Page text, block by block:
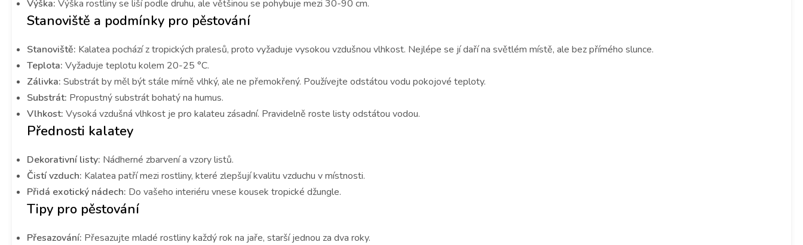
Výška: Výška rostliny se liší podle druhu, ale většinou se pohybuje mezi 30-90 cm.
Stanoviště a podmínky pro pěstování
Stanoviště: Kalatea pochází z tropických pralesů, proto vyžaduje vysokou vzdušnou vlhkost. Nejlépe se jí daří na světlém místě, ale bez přímého slunce.
Teplota: Vyžaduje teplotu kolem 20-25 °C.
Zálivka: Substrát by měl být stále mírně vlhký, ale ne přemokřený. Používejte odstátou vodu pokojové teploty.
Substrát: Propustný substrát bohatý na humus.
Vlhkost: Vysoká vzdušná vlhkost je pro kalateu zásadní. Pravidelně roste listy odstátou vodou.
Přednosti kalatey
Dekorativní listy: Nádherné zbarvení a vzory listů.
Čistí vzduch: Kalatea patří mezi rostliny, které zlepšují kvalitu vzduchu v místnosti.
Přidá exotický nádech: Do vašeho interiéru vnese kousek tropické džungle.
Tipy pro pěstování
Přesazování: Přesazujte mladé rostliny každý rok na jaře, starší jednou za dva roky.